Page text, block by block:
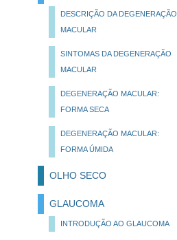
DESCRIÇÃO DA DEGENERAÇÃO
MACULAR
SINTOMAS DA DEGENERAÇÃO
MACULAR
DEGENERAÇÃO MACULAR:
FORMA SECA
DEGENERAÇÃO MACULAR:
FORMA ÚMIDA
OLHO SECO
GLAUCOMA
INTRODUÇÃO AO GLAUCOMA